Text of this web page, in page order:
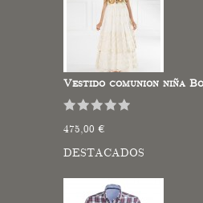
Vestido comunion niña
475,00 €
DESTACADOS